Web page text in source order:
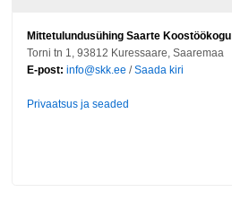
Mittetulundusühing Saarte Koostöökogu
Torni tn 1, 93812 Kuressaare, Saaremaa
E-post: info@skk.ee /Saada kiri
Privaatsus ja seaded